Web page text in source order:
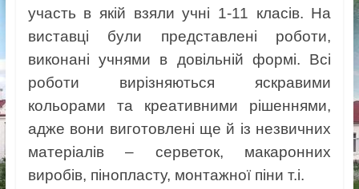
участь в якій взяли учні 1-11 класів. На
виставці були представлені роботи,
виконані учнями в довільній формі. Всі
роботи вирізняються яскравими
кольорами та креативними рішеннями,
адже вони виготовлені ще й із незвичних
матеріалів – серветок, макаронних
виробів, пінопласту, монтажної піни т.і.